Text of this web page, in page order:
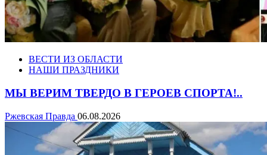
ВЕСТИ ИЗ ОБЛАСТИ
НАШИ ПРАЗДНИКИ
МЫ ВЕРИМ ТВЕРДО В ГЕРОЕВ СПОРТА!..
Ржевская Правда 06.08.2026